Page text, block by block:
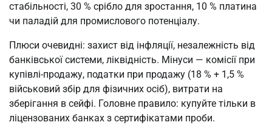
стабільності, 30 % срібло для зростання, 10 % платина
чи паладій для промислового потенціалу.
Плюси очевидні: захист від інфляції, незалежність від
банківської системи, ліквідність. Мінуси — комісії при
купівлі-продажу, податки при продажу (18 % + 1,5 %
військовий збір для фізичних осіб), витрати на
зберігання в сейфі. Головне правило: купуйте тільки в
ліцензованих банках з сертифікатами проби.